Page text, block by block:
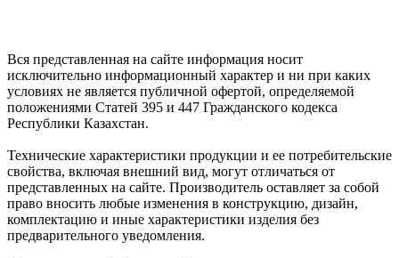
Вся представленная на сайте информация носит
исключительно информационный характер и ни при каких
условиях не является публичной офертой, определяемой
положениями Статей 395 и 447 Гражданского кодекса
Республики Казахстан.
Технические характеристики продукции и ее потребительские
свойства, включая внешний вид, могут отличаться от
представленных на сайте. Производитель оставляет за собой
право вносить любые изменения в конструкцию, дизайн,
комплектацию и иные характеристики изделия без
предварительного уведомления.